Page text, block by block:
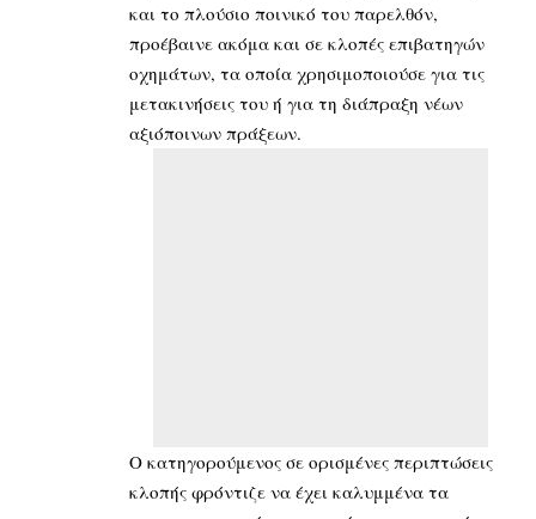
και το πλούσιο ποινικό του παρελθόν,
προέβαινε ακόμα και σε κλοπές επιβατηγών
οχημάτων, τα οποία χρησιμοποιούσε για τις
μετακινήσεις του ή για τη διάπραξη νέων
αξιόποινων πράξεων.
Ο κατηγορούμενος σε ορισμένες περιπτώσεις
κλοπής φρόντιζε να έχει καλυμμένα τα